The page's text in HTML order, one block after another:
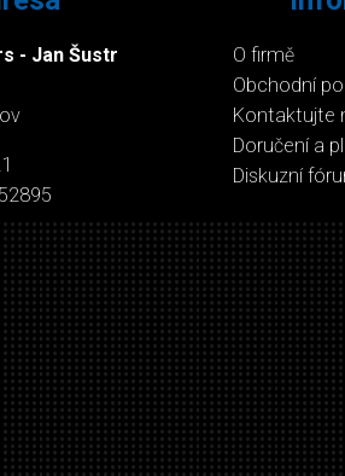
- Jan Šustr
O firmě
Obchodní
Kontaktujte
Doručení a
Diskuzní